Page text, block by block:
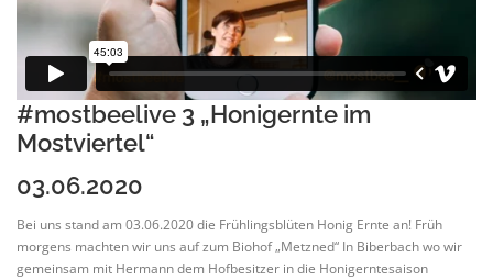
#mostbeelive 3 „Honigernte im
Mostviertel“
03.06.2020
Bei uns stand am 03.06.2020 die Frühlingsblüten Honig Ernte an! Früh
morgens machten wir uns auf zum Biohof „Metzned“ In Biberbach wo wir
gemeinsam mit Hermann dem Hofbesitzer in die Honigerntesaison